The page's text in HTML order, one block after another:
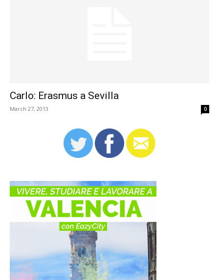
Carlo: Erasmus a Sevilla
March 27, 2013 0